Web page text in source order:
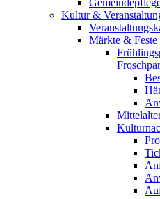
Kultur &
Märkte & Feste